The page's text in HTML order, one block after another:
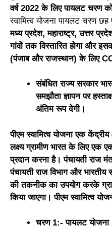
वर्ष 2022 के लिए पायलट चरण
स्वामित्व योजना पायलट चरण छह
मध्य प्रदेश, महाराष्ट्र, उत्तर
गांवों तक विस्तारित होगा और
(पंजाब और राजस्थान) के लिए
संबंधित राज्य सरकार
समझौता ज्ञापन पर
अंतिम रूप देगी।
पीएम स्वामित्व योजना एक
लक्ष्य ग्रामीण भारत के लिए एक
प्रदान करना है। पंचायती राज
पंचायती राज विभाग और भारतीय
की तकनीक का उपयोग करके
किया जाएगा। पीएम स्वामित्व
चरण 1:- पायलट